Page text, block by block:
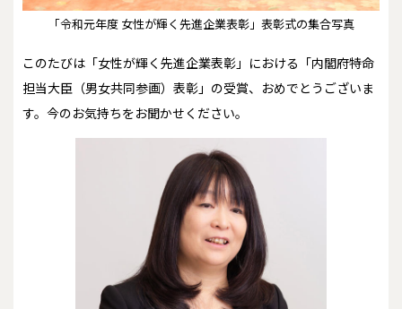
「令和元年度 女性が輝く先進企業表彰」表彰式の集合写真
――このたびは「女性が輝く先進企業表彰」における「内閣府特命
担当大臣（男女共同参画）表彰」の受賞、おめでとうございま
す。今のお気持ちをお聞かせください。